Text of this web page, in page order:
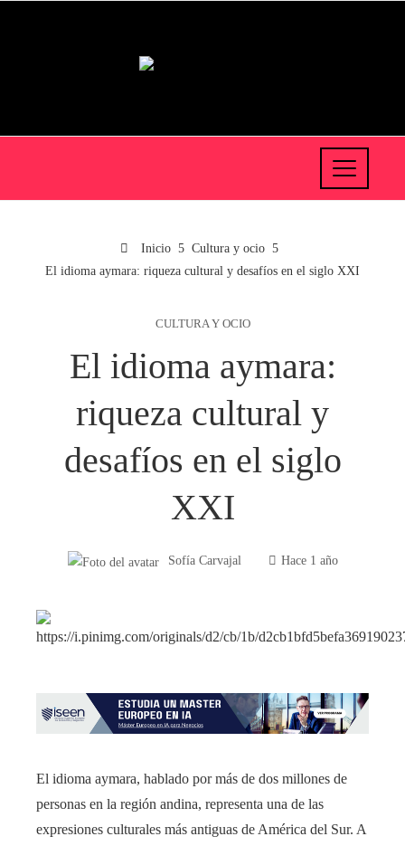
Inicio
Cultura y ocio
El idioma aymara: riqueza cultural y desafíos en el siglo XXI
CULTURA Y OCIO
El idioma aymara:
riqueza cultural y
desafíos en el siglo
XXI
Sofía Carvajal Hace 1 año
El idioma aymara, hablado por más de dos millones de
personas en la región andina, representa una de las
expresiones culturales más antiguas de América del Sur. A